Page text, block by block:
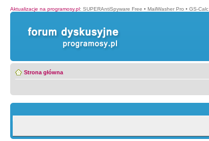
Aktualizacje na programosy.pl: SUPERAntiSpyware Free • MailWasher Pro • GS-Calc
Strona główna